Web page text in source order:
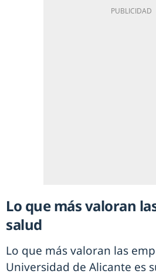
Lo que más valoran
salud
Lo que más valoran las
Universidad de Alicante es